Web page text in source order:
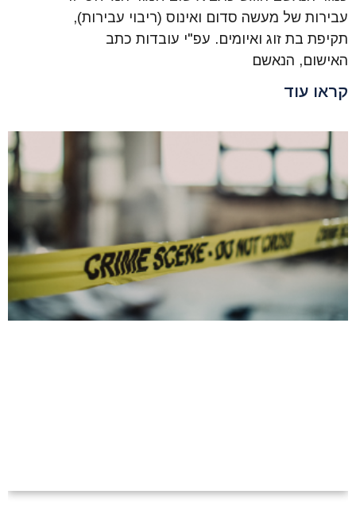
עבירות של מעשה סדום ואינוס (ריבוי עבירות),
תקיפת בת זוג ואיומים. עפ"י עובדות כתב
האישום, הנאשם
קראו עוד